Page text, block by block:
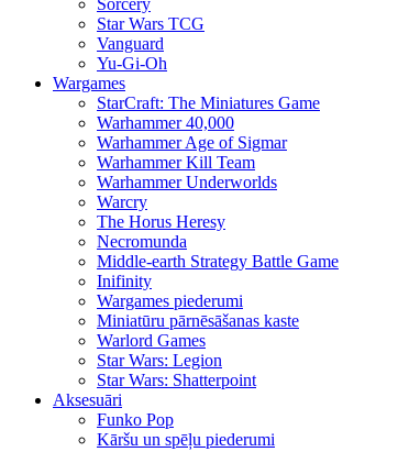
Sorcery
Star Wars TCG
Vanguard
Yu-Gi-Oh
Wargames
StarCraft: The Miniatures Game
Warhammer 40,000
Warhammer Age of Sigmar
Warhammer Kill Team
Warhammer Underworlds
Warcry
The Horus Heresy
Necromunda
Middle-earth Strategy Battle Game
Inifinity
Wargames piederumi
Miniatūru pārnēsāšanas kaste
Warlord Games
Star Wars: Legion
Star Wars: Shatterpoint
Aksesuāri
Funko Pop
Kāršu un spēļu piederumi